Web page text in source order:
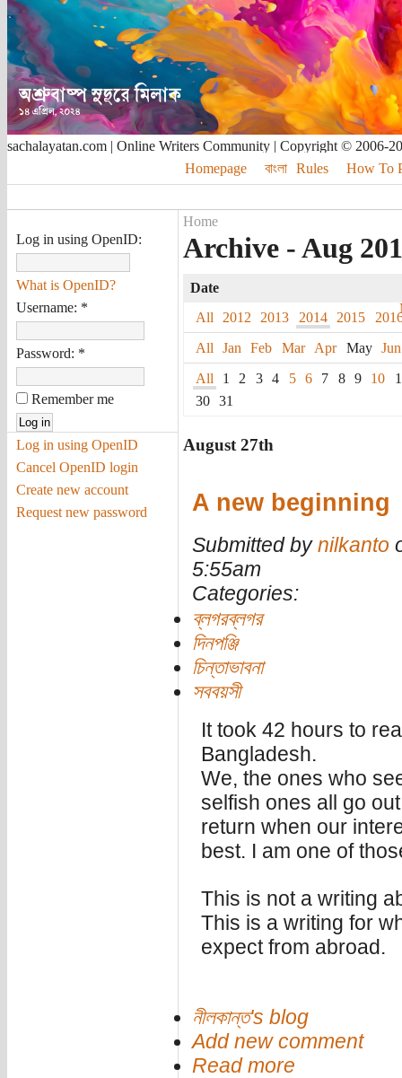
sachalayatan.com | Online Writers Community | Copyright © 2006-
Homepage
বাংলা Rules How To
Log in using OpenID:
What is OpenID?
Username: *
Password: *
Remember me
Log in using OpenID
Cancel OpenID login
Create new account
Request new password
Home
Archive - Aug
Date
All
2012 2013 2014 2015
All
Jan Feb Mar Apr May
Jun
All
1 2 3 4 5 6 7 8 9 10
30
31
August 27th
A new beginning
Submitted by nilkanto
5:55am
Categories:
ব্লগরব্লগর
দিনপঞ্জি
চিন্তাভাবনা
সববয়সী
It took 42 hours to
Bangladesh.
We, the ones who
selfish ones all go
return when our
best. I am one of
This is not a writing
This is a writing for
expect from abroad.
নীলকান্ত's blog
Add new comment
Read more